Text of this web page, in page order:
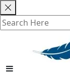
Skip
to
content